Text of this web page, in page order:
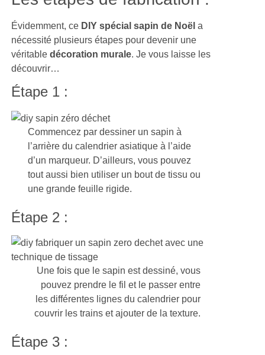
Évidemment, ce DIY spécial sapin de Noël a
nécessité plusieurs étapes pour devenir une
véritabledécoration murale . Je vous laisse les
découvrir…
Étape 1 :
Commencez par dessiner un sapin à
l’arrière du calendrier asiatique à l’aide
d’un marqueur. D’ailleurs, vous pouvez
tout aussi bien utiliser un bout de tissu ou
une grande feuille rigide.
Étape 2 :
Une fois que le sapin est dessiné, vous
pouvez prendre le fil et le passer entre
les différentes lignes du calendrier pour
couvrir les trains et ajouter de la texture.
Étape 3 :